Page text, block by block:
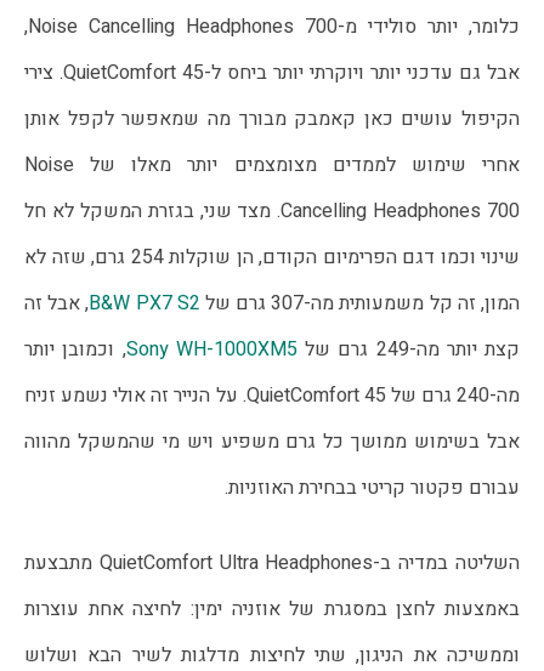
כלומר, יותר סולידי מ-Noise Cancelling Headphones 700,
אבל גם עדכני יותר ויוקרתי יותר ביחס ל-QuietComfort 45. צירי
הקיפול עושים כאן קאמבק מבורך מה שמאפשר לקפל אותן
אחרי שימוש לממדים מצומצמים יותר מאלו של Noise
Cancelling Headphones 700. מצד שני, בגזרת המשקל לא חל
שינוי וכמו דגם הפרימיום הקודם, הן שוקלות 254 גרם, שזה לא
המון, זה קל משמעותית מה-307 גרם של
B&W PX7 S2, אבל זה
קצת יותר מה-249 גרם של
Sony WH-1000XM5, וכמובן יותר
מה-240 גרם של QuietComfort 45. על הנייר זה אולי נשמע זניח
אבל בשימוש ממושך כל גרם משפיע ויש מי שהמשקל מהווה
עבורם פקטור קריטי בבחירת האוזניות.
השליטה במדיה ב-QuietComfort Ultra Headphones מתבצעת
באמצעות לחצן במסגרת של אוזניה ימין: לחיצה אחת עוצרות
וממשיכה את הניגון, שתי לחיצות מדלגות לשיר הבא ושלוש